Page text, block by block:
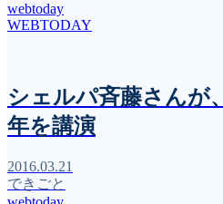
webtoday
WEBTODAY
シェルパ斉藤さんが
年を講演
2016.03.21
できごと